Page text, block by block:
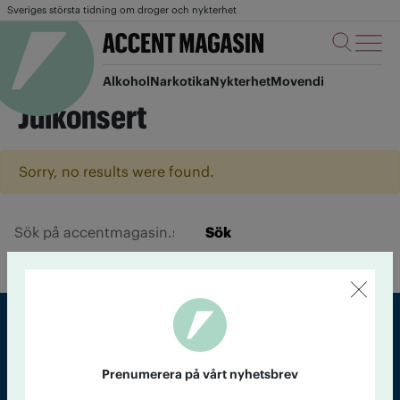
Sveriges största tidning om droger och nykterhet
AlkoholNarkotikaNykterhetMovendi
Julkonsert
Sorry, no results were found.
Sök
Prenumerera på vårt nyhetsbrev